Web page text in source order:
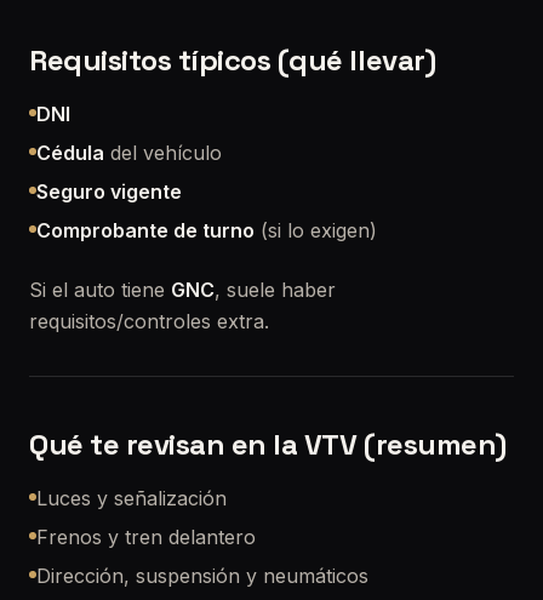
Requisitos típicos (qué llevar)
DNI
Cédula del vehículo
Seguro vigente
Comprobante de turno (si lo exigen)
Si el auto tiene GNC, suele haber
requisitos/controles extra.
Qué te revisan en la VTV (resumen)
Luces y señalización
Frenos y tren delantero
Dirección, suspensión y neumáticos